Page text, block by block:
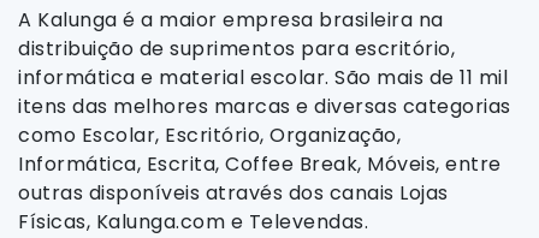
A Kalunga é a maior empresa brasileira na
distribuição de suprimentos para escritório,
informática e material escolar. São mais de 11 mil
itens das melhores marcas e diversas categorias
como Escolar, Escritório, Organização,
Informática, Escrita, Coffee Break, Móveis, entre
outras disponíveis através dos canais Lojas
Físicas, Kalunga.com e Televendas.